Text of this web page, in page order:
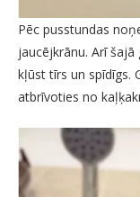
Pēc pusstundas
jaucējkrānu. Arī
kļūst tīrs un spīdīgs.
atbrīvoties no